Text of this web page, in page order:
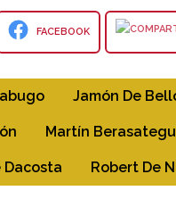
FACEBOOK
Jamón De
Martín
Dacosta Robert De